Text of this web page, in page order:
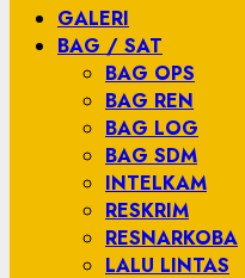
GALERI
BAG / SAT
BAG OPS
BAG REN
BAG LOG
BAG SDM
INTELKAM
RESKRIM
RESNARKOBA
LALU LINTAS